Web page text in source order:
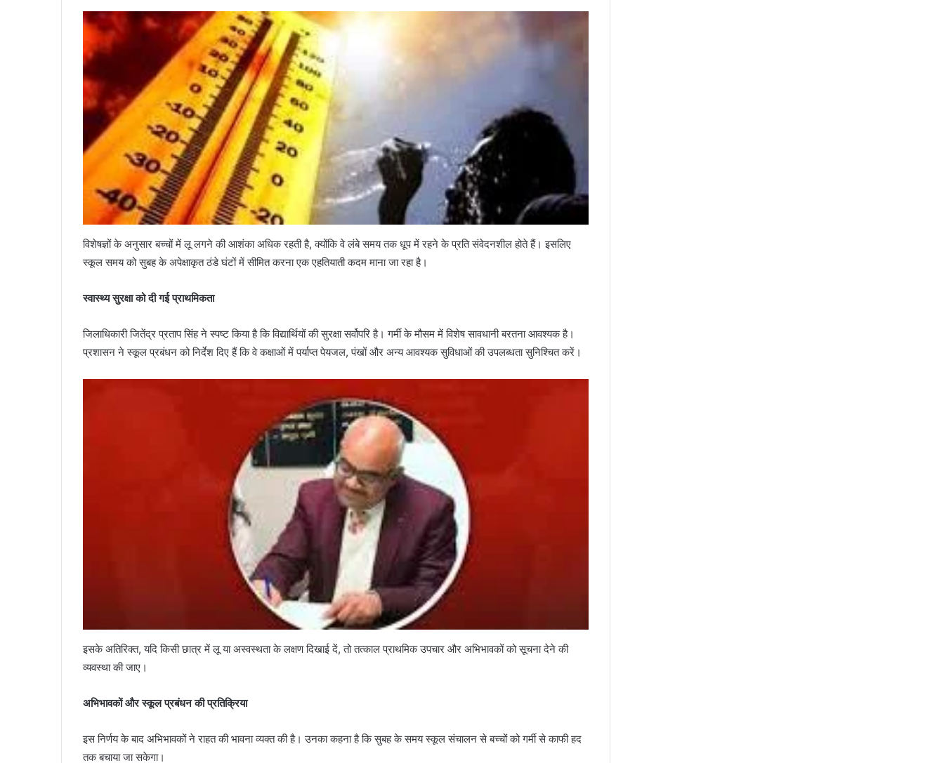
विशेषज्ञों के अनुसार बच्चों में लू लगने की आशंका अधिक रहती है, क्योंकि वे लंबे समय तक धूप में रहने के प्रति संवेदनशील होते हैं। इसलिए
स्कूल समय को सुबह के अपेक्षाकृत ठंडे घंटों में सीमित करना एक एहतियाती कदम माना जा रहा है।
स्वास्थ्य सुरक्षा को दी गई प्राथमिकता
जिलाधिकारी जितेंद्र प्रताप सिंह ने स्पष्ट किया है कि विद्यार्थियों की सुरक्षा सर्वोपरि है। गर्मी के मौसम में विशेष सावधानी बरतना आवश्यक है।
प्रशासन ने स्कूल प्रबंधन को निर्देश दिए हैं कि वे कक्षाओं में पर्याप्त पेयजल, पंखों और अन्य आवश्यक सुविधाओं की उपलब्धता सुनिश्चित करें।
इसके अतिरिक्त, यदि किसी छात्र में लू या अस्वस्थता के लक्षण दिखाई दें, तो तत्काल प्राथमिक उपचार और अभिभावकों को सूचना देने की
व्यवस्था की जाए।
अभिभावकों और स्कूल प्रबंधन की प्रतिक्रिया
इस निर्णय के बाद अभिभावकों ने राहत की भावना व्यक्त की है। उनका कहना है कि सुबह के समय स्कूल संचालन से बच्चों को गर्मी से काफी हद
तक बचाया जा सकेगा।